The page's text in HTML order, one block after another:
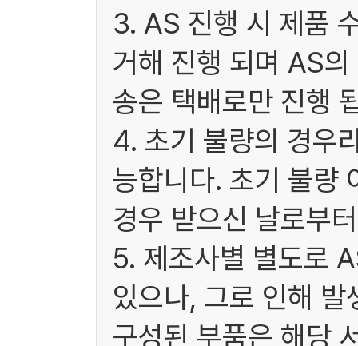
3. AS 진행 시 제품
거해 진행 되며 AS
송은 택배로만 진행
4. 초기 불량의 경우
능합니다. 초기 불량
경우 받으신 날로부
5. 제조사별 별도로
있으나, 그로 인해
구성된 부품은 해당